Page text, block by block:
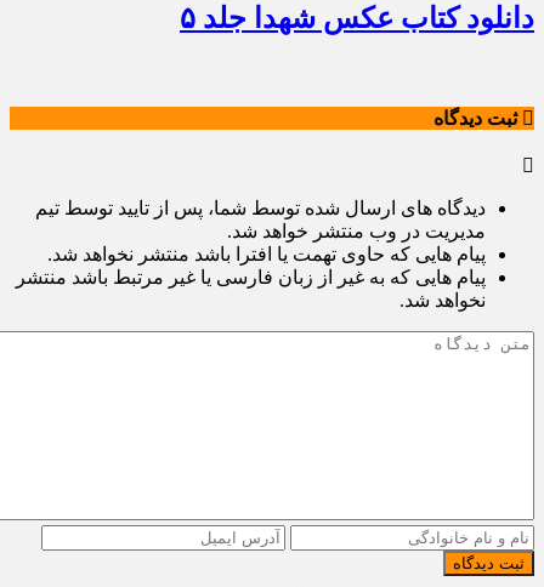
دانلود کتاب عکس شهدا جلد ۵
ثبت دیدگاه
دیدگاه های ارسال شده توسط شما، پس از تایید توسط تیم
مدیریت در وب منتشر خواهد شد.
پیام هایی که حاوی تهمت یا افترا باشد منتشر نخواهد شد.
پیام هایی که به غیر از زبان فارسی یا غیر مرتبط باشد منتشر
نخواهد شد.
ثبت دیدگاه